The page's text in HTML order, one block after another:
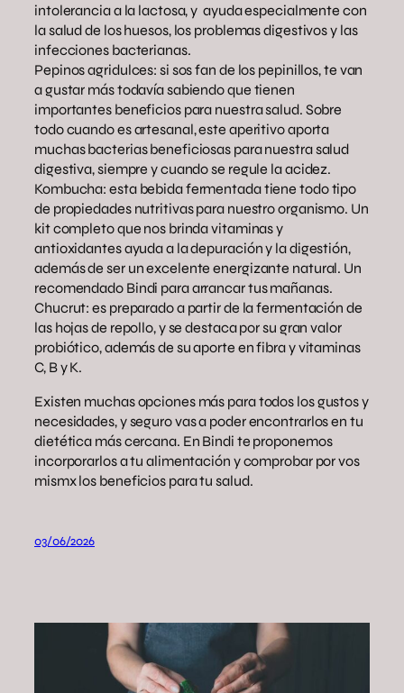
intolerancia a la lactosa, y ayuda especialmente con
la salud de los huesos, los problemas digestivos y las
infecciones bacterianas.
Pepinos agridulces: si sos fan de los pepinillos, te van
a gustar más todavía sabiendo que tienen
importantes beneficios para nuestra salud. Sobre
todo cuando es artesanal, este aperitivo aporta
muchas bacterias beneficiosas para nuestra salud
digestiva, siempre y cuando se regule la acidez.
Kombucha: esta bebida fermentada tiene todo tipo
de propiedades nutritivas para nuestro organismo. Un
kit completo que nos brinda vitaminas y
antioxidantes ayuda a la depuración y la digestión,
además de ser un excelente energizante natural. Un
recomendado Bindi para arrancar tus mañanas.
Chucrut: es preparado a partir de la fermentación de
las hojas de repollo, y se destaca por su gran valor
probiótico, además de su aporte en fibra y vitaminas
C, B y K.
Existen muchas opciones más para todos los gustos y
necesidades, y seguro vas a poder encontrarlos en tu
dietética más cercana. En Bindi te proponemos
incorporarlos a tu alimentación y comprobar por vos
mismx los beneficios para tu salud.
03/06/2026